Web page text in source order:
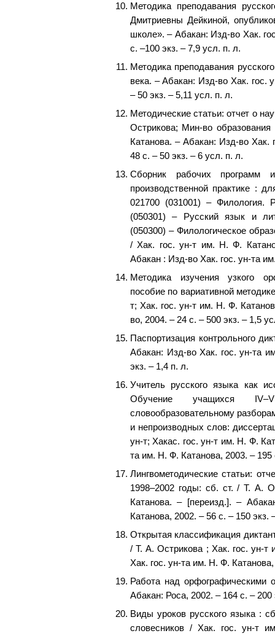
Методика преподавания
Дмитриевны Дейкиной,
школе». – Абакан: Изд-во Хак.
с. –100 экз. – 7,9 усл. п. л.
Методика преподавания
века. – Абакан: Изд-во Хак. гос.
– 50 экз. – 5,11 усл. п. л.
Методические статьи: отчет о
Острикова; Мин-во
Катанова. – Абакан: Изд-во
48 с. – 50 экз. – 6 усл. п. л.
Сборник рабочих программ
производственной практике :
021700 (031001) – Филология.
(050301) – Русский язык и
(050300) – Филологическое
/ Хак. гос. ун-т им. Н. Ф.
Абакан : Изд-во Хак. гос. ун-та
Методика изучения узкого
пособие по вариативной
т; Хак. гос. ун-т им. Н. Ф.
во, 2004. – 24 с. – 500 экз. – 1,5
Паспортизация контрольного
Абакан: Изд-во Хак. гос. ун-та
экз. – 1,4 п. л.
Учитель русского языка как
Обучение учащихся
словообразовательному
и непроизводных слов:
ун-т; Хакас. гос. ун-т им. Н. Ф.
та им. Н. Ф. Катанова, 2003. – 195
Лингвометодические статьи:
1998–2002 годы: сб. ст. / Т. А.
Катанова. – [переизд.]. –
Катанова, 2002. – 56 с. – 150 экз.
Открытая классификация
/ Т. А. Острикова ; Хак. гос. ун-
Хак. гос. ун-та им. Н. Ф.
Работа над орфографическими
Абакан: Роса, 2002. – 164 с. –
Виды уроков русского языка :
словесников / Хак. гос. ун-т